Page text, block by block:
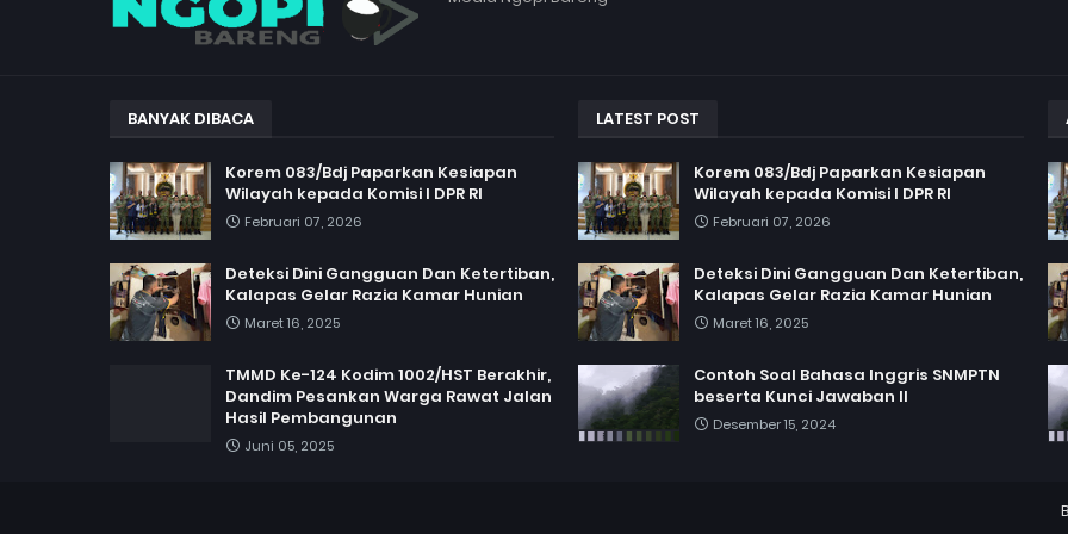
BANYAK DIBACA
Korem 083/Bdj Paparkan Kesiapan
Wilayah kepada Komisi I DPR RI
Februari 07, 2026
Deteksi Dini Gangguan Dan Ketertiban,
Kalapas Gelar Razia Kamar Hunian
Maret 16, 2025
TMMD Ke-124 Kodim 1002/HST Berakhir,
Dandim Pesankan Warga Rawat Jalan
Hasil Pembangunan
Juni 05, 2025
LATEST POST
Korem 083/Bdj Paparkan Kesiapan
Wilayah kepada Komisi I DPR RI
Februari 07, 2026
Deteksi Dini Gangguan Dan Ketertiban,
Kalapas Gelar Razia Kamar Hunian
Maret 16, 2025
Contoh Soal Bahasa Inggris SNMPTN
beserta Kunci Jawaban II
Desember 15, 2024